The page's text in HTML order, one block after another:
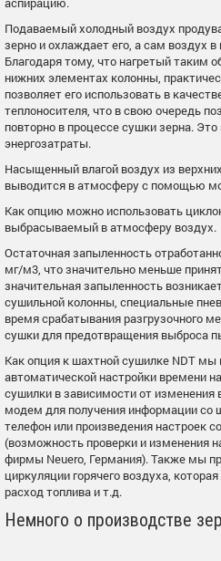
Подаваемый холодный воздух
зерно и охлаждает его, а сам воздух в
Благодаря тому, что нагретый таким
нижних элементах колонны,
позволяет его использовать в
теплоносителя, что в свою очередь
повторно в процессе сушки зерна.
энергозатраты.
Насыщенный влагой воздух из
выводится в атмосферу с помощью
Как опцию можно использовать
выбрасываемый в атмосферу воздух.
Остаточная запыленность
мг/м3, что значительно меньше
значительная запыленность
сушильной колонны, специальные
время срабатывания разгрузочного
сушки для предотвращения выброса
Как опция к шахтной сушилке NDT
автоматической настройки времени
сушилки в зависимости от изменения
модем для получения информации со
телефон или произведения настроек
(возможность проверки и изменения
фирмы Neuero, Германия). Также мы
циркуляции горячего воздуха,
расход топлива и т.д.
Немного о производстве